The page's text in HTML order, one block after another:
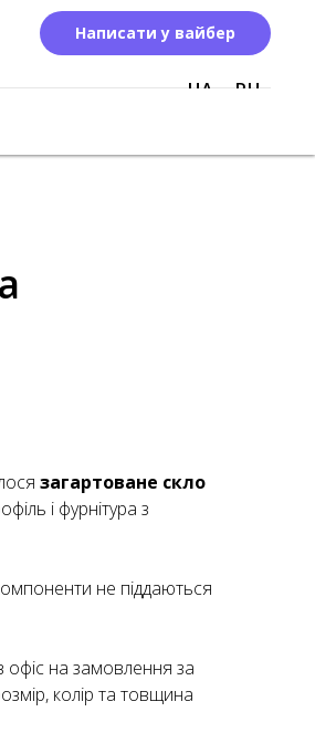
Написати у вайбер
UA RU
загартоване скло
і фурнітура з
не піддаються
на замовлення за
колір та товщина